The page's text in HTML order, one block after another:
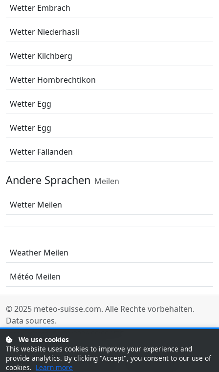
Wetter Embrach
Wetter Niederhasli
Wetter Kilchberg
Wetter Hombrechtikon
Wetter Egg
Wetter Egg
Wetter Fällanden
Andere Sprachen Meilen
Wetter Meilen
Weather Meilen
Météo Meilen
© 2025 meteo-suisse.com. Alle Rechte vorbehalten.
Data sources.
Last updated: 08/07/2026 00:00 UTC
Tunisie Météo Météo Maroc Météo egypte
We use cookies
This website uses cookies to improve your experience and
provide analytics. By clicking "Accept", you consent to our use of
cookies. Learn more